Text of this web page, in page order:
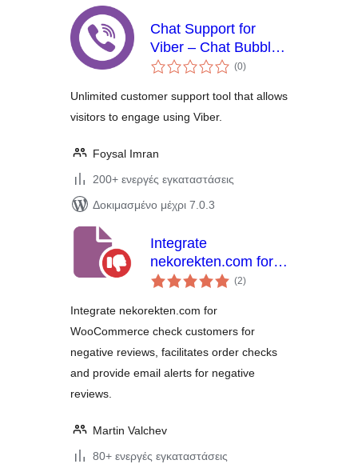
Chat Support for
Viber – Chat Bubble
and Chat Button for
Elementor and
Shortcode
(0αξιολογήσεις
σύνολο
)
Unlimited customer support tool that allows
visitors to engage using Viber.
Foysal Imran
200+ ενεργές εγκαταστάσεις
Δοκιμασμένο μέχρι 7.0.3
Integrate
nekorekten.com for
WooCommerce
(2αξιολογήσεις
σύνολο
)
Integrate nekorekten.com for
WooCommerce check customers for
negative reviews, facilitates order checks
and provide email alerts for negative
reviews.
Martin Valchev
80+ ενεργές εγκαταστάσεις